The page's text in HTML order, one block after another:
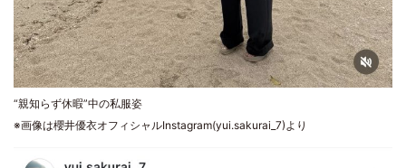
“親知らず休暇”中の私服姿
※画像は櫻井優衣オフィシャルInstagram(yui.sakurai_7)より